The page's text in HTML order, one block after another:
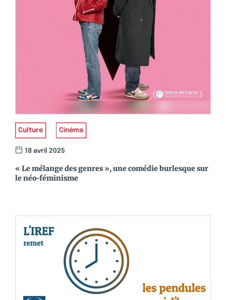
Culture Cinéma
18 avril 2025
« Le mélange des genres », une comédie burlesque sur
le néo-féminisme